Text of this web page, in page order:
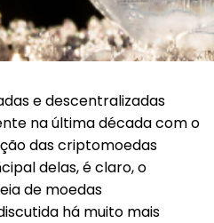
e descentralizadas
na última década com o
das criptomoedas
delas, é claro, o
de moedas
há muito mais